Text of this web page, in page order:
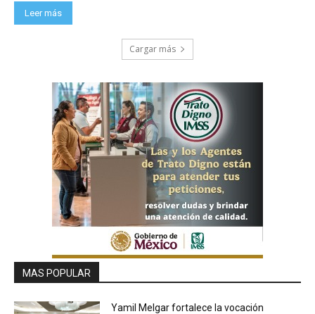
Leer más
Cargar más
MAS POPULAR
Yamil Melgar fortalece la vocación